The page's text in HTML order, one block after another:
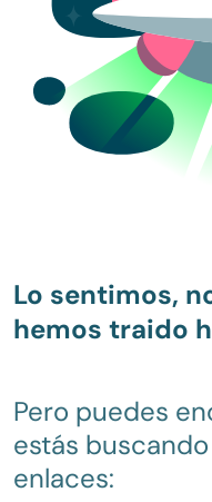
Lo sentimos,
hemos traido
Pero puedes
estás
enlaces: